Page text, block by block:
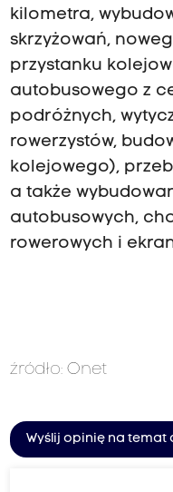
kilometra,
skrzyżowań,
przystanku
autobusowego z
podróżnych,
rowerzystów,
kolejowego),
a także
autobusowych,
rowerowych i
źródło: Onet
Wyślij opinię na temat